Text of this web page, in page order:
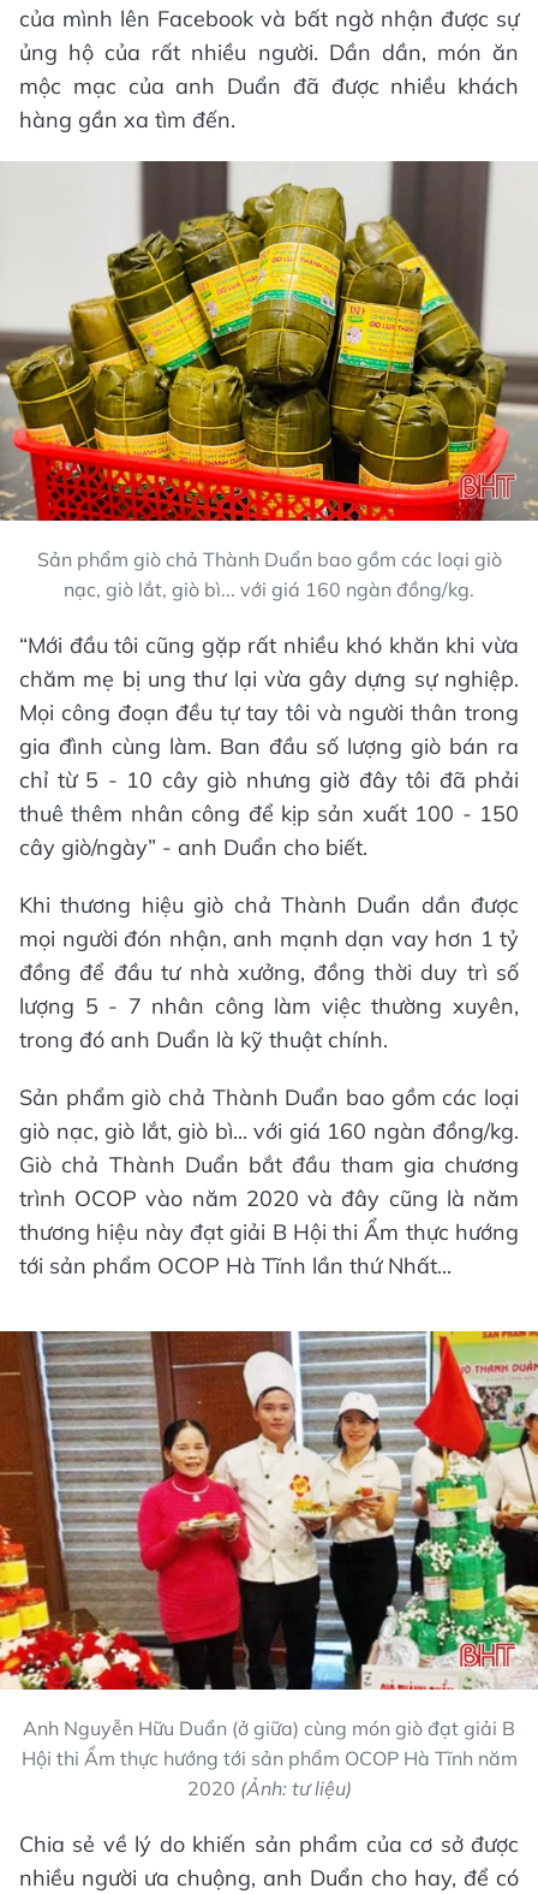
của mình lên Facebook và bất ngờ nhận được sự
ủng hộ của rất nhiều người. Dần dần, món ăn
mộc mạc của anh Duẩn đã được nhiều khách
hàng gần xa tìm đến.
Sản phẩm giò chả Thành Duẩn bao gồm các loại giò
nạc, giò lắt, giò bì... với giá 160 ngàn đồng/kg.
“Mới đầu tôi cũng gặp rất nhiều khó khăn khi vừa
chăm mẹ bị ung thư lại vừa gây dựng sự nghiệp.
Mọi công đoạn đều tự tay tôi và người thân trong
gia đình cùng làm. Ban đầu số lượng giò bán ra
chỉ từ 5 - 10 cây giò nhưng giờ đây tôi đã phải
thuê thêm nhân công để kịp sản xuất 100 - 150
cây giò/ngày” - anh Duẩn cho biết.
Khi thương hiệu giò chả Thành Duẩn dần được
mọi người đón nhận, anh mạnh dạn vay hơn 1 tỷ
đồng để đầu tư nhà xưởng, đồng thời duy trì số
lượng 5 - 7 nhân công làm việc thường xuyên,
trong đó anh Duẩn là kỹ thuật chính.
Sản phẩm giò chả Thành Duẩn bao gồm các loại
giò nạc, giò lắt, giò bì... với giá 160 ngàn đồng/kg.
Giò chả Thành Duẩn bắt đầu tham gia chương
trình OCOP vào năm 2020 và đây cũng là năm
thương hiệu này đạt giải B Hội thi Ẩm thực hướng
tới sản phẩm OCOP Hà Tĩnh lần thứ Nhất...
Anh Nguyễn Hữu Duẩn (ở giữa) cùng món giò đạt giải B
Hội thi Ẩm thực hướng tới sản phẩm OCOP Hà Tĩnh năm
2020 (Ảnh: tư liệu)
Chia sẻ về lý do khiến sản phẩm của cơ sở được
nhiều người ưa chuộng, anh Duẩn cho hay, để có